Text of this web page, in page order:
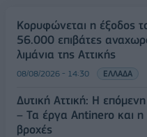
Κορυφώνεται η έξοδος
56.000 επιβάτες
λιμάνια της Αττικής
08/08/2026 - 14:30 ΕΛΛΑΔΑ
Δυτική Αττική: Η
– Τα έργα Antinero και η
βροχές